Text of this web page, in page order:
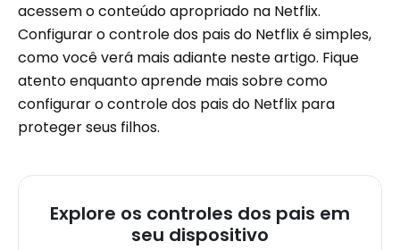
acessem o conteúdo apropriado na Netflix.
Configurar o controle dos pais do Netflix é simples,
como você verá mais adiante neste artigo. Fique
atento enquanto aprende mais sobre como
configurar o controle dos pais do Netflix para
proteger seus filhos.
Explore os controles dos pais em
seu dispositivo